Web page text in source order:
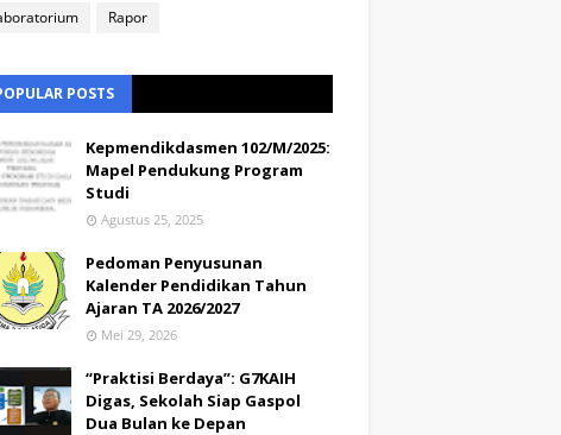
Rapor
POSTS
Kepmendikdasmen 102/M/2025:
Mapel Pendukung Program
Studi
Agustus 25, 2025
Pedoman Penyusunan
Kalender Pendidikan Tahun
Ajaran TA 2026/2027
Mei 29, 2026
“Praktisi Berdaya”: G7KAIH
Digas, Sekolah Siap Gaspol
Dua Bulan ke Depan